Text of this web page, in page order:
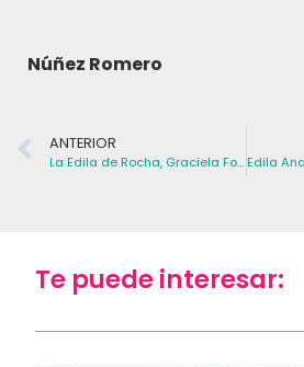
Elida
Núñez Romero
ANTERIOR
La Edila de Rocha, Graciela Fonseca, votó el fideicomiso “pensando en la gente”
Te puede interesar: